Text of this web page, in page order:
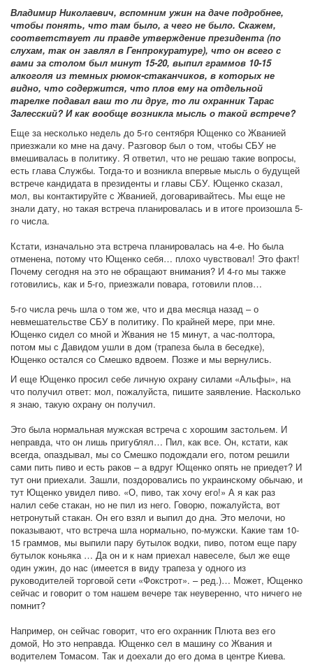
Владимир Николаевич, вспомним ужин на даче подробнее,
чтобы понять, что там было, а чего не было. Скажем,
соответствует ли правде утверждение президента (по
слухам, так он завлял в Генпрокуратуре), что он всего с
вами за столом был минут 15-20, выпил граммов 10-15
алкоголя из темных рюмок-стаканчиков, в которых не
видно, что содержится, что плов ему на отдельной
тарелке подавал ваш то ли друг, то ли охранник Тарас
Залесский? И как вообще возникла мысль о такой встрече?
Еще за несколько недель до 5-го сентября Ющенко со Жванией
приезжали ко мне на дачу. Разговор был о том, чтобы СБУ не
вмешивалась в политику. Я ответил, что не решаю такие вопросы,
есть глава Службы. Тогда-то и возникла впервые мысль о будущей
встрече кандидата в президенты и главы СБУ. Ющенко сказал,
мол, вы контактируйте с Жванией, договаривайтесь. Мы еще не
знали дату, но такая встреча планировалась и в итоге произошла 5-
го числа.
Кстати, изначально эта встреча планировалась на 4-е. Но была
отменена, потому что Ющенко себя… плохо чувствовал! Это факт!
Почему сегодня на это не обращают внимания? И 4-го мы также
готовились, как и 5-го, приезжали повара, готовили плов…
5-го числа речь шла о том же, что и два месяца назад – о
невмешательстве СБУ в политику. По крайней мере, при мне.
Ющенко сидел со мной и Жвания не 15 минут, а час-полтора,
потом мы с Давидом ушли в дом (трапеза была в беседке),
Ющенко остался со Смешко вдвоем. Позже и мы вернулись.
И еще Ющенко просил себе личную охрану силами «Альфы», на
что получил ответ: мол, пожалуйста, пишите заявление. Насколько
я знаю, такую охрану он получил.
Это была нормальная мужская встреча с хорошим застольем. И
неправда, что он лишь пригублял… Пил, как все. Он, кстати, как
всегда, опаздывал, мы со Смешко подождали его, потом решили
сами пить пиво и есть раков – а вдруг Ющенко опять не приедет? И
тут они приехали. Зашли, поздоровались по украинскому обычаю, и
тут Ющенко увидел пиво. «О, пиво, так хочу его!» А я как раз
налил себе стакан, но не пил из него. Говорю, пожалуйста, вот
нетронутый стакан. Он его взял и выпил до дна. Это мелочи, но
показывают, что встреча шла нормально, по-мужски. Какие там 10-
15 граммов, мы выпили пару бутылок водки, пиво, потом еще пару
бутылок коньяка … Да он и к нам приехал навеселе, был же еще
один ужин, до нас (имеется в виду трапеза у одного из
руководителей торговой сети «Фокстрот». – ред.)… Может, Ющенко
сейчас и говорит о том нашем вечере так неуверенно, что ничего не
помнит?
Например, он сейчас говорит, что его охранник Плюта вез его
домой, Но это неправда. Ющенко сел в машину со Жвания и
водителем Томасом. Так и доехали до его дома в центре Киева.